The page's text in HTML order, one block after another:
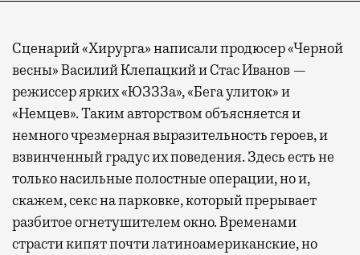
Сценарий «Хирурга» написали продюсер «Черной
весны» Василий Клепацкий и Стас Иванов —
режиссер ярких «ЮЗЗЗа», «Бега улиток» и
«Немцев». Таким авторством объясняется и
немного чрезмерная выразительность героев, и
взвинченный градус их поведения. Здесь есть не
только насильные полостные операции, но и,
скажем, секс на парковке, который прерывает
разбитое огнетушителем окно. Временами
страсти кипят почти латиноамериканские, но